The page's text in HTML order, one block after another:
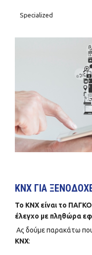
Specialized
KNX ΓΙΑ
Το KNX είναι το
έλεγχο με πληθώρα
Ας δούμε παρακάτω
KNX: